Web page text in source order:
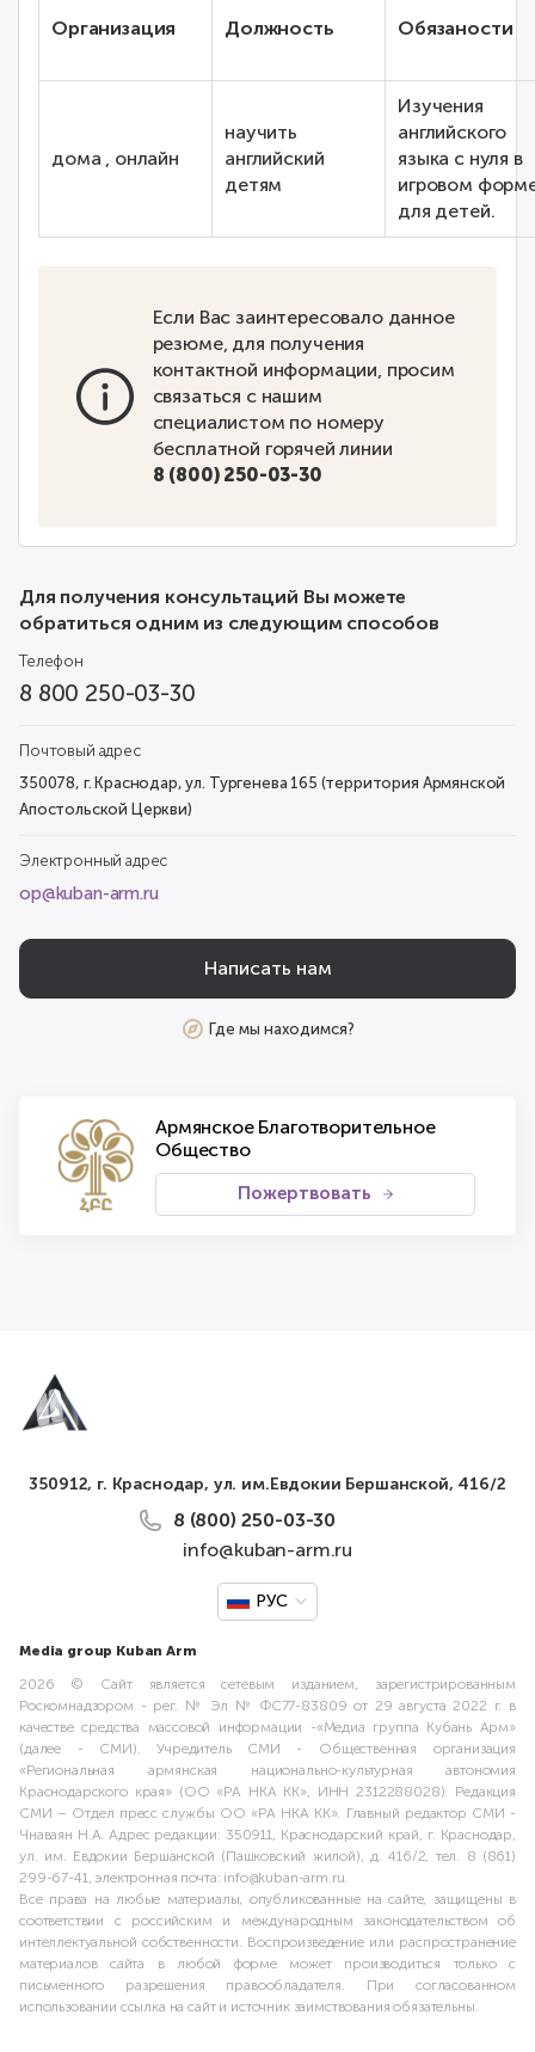
Организация Должность Обязаности
дома , онлайн
научить
английский
детям
Изучения
английского
языка с нуля в
игровом
для детей.
Если Вас заинтересовало данное
резюме, для получения
контактной информации, просим
связаться с нашим
специалистом по номеру
бесплатной горячей линии
8 (800) 250-03-30
Для получения консультаций Вы можете
обратиться одним из следующим способов
Телефон
8 800 250-03-30
Почтовый адрес
350078, г. Краснодар, ул. Тургенева 165 (территория Армянской
Апостольской Церкви)
Электронный адрес
op@kuban-arm.ru
Написать нам
Где мы находимся?
Армянское Благотворительное
Общество
Пожертвовать
350912, г. Краснодар, ул. им.Евдокии Бершанской, 416/2
8 (800) 250-03-30
info@kuban-arm.ru
РУС
Media group Kuban Arm
2026 © Сайт является сетевым изданием, зарегистрированным
Роскомнадзором - рег. № Эл № ФС77-83809 от 29 августа 2022 г. в
качестве средства массовой информации -«Медиа группа Кубань Арм»
(далее - СМИ). Учредитель СМИ - Общественная организация
«Региональная армянская национально-культурная автономия
Краснодарского края» (ОО «РА НКА КК», ИНН 2312288028). Редакция
СМИ – Отдел пресс службы ОО «РА НКА КК». Главный редактор СМИ -
Чнаваян Н.А. Адрес редакции: 350911, Краснодарский край, г. Краснодар,
ул. им. Евдокии Бершанской (Пашковский жилой), д. 416/2, тел. 8 (861)
299-67-41, электронная почта: info@kuban-arm.ru.
Все права на любые материалы, опубликованные на сайте, защищены в
соответствии с российским и международным законодательством об
интеллектуальной собственности. Воспроизведение или распространение
материалов сайта в любой форме может производиться только с
письменного разрешения правообладателя. При согласованном
использовании ссылка на сайт и источник заимствования обязательны.